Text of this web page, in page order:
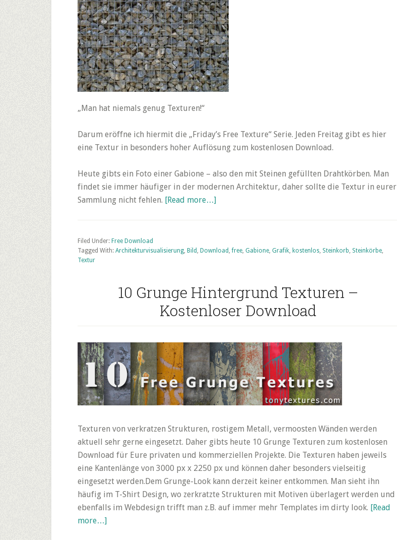
„Man hat niemals genug Texturen!“
Darum eröffne ich hiermit die „Friday’s Free Texture“ Serie. Jeden Freitag gibt es hier
eine Textur in besonders hoher Auflösung zum kostenlosen Download.
Heute gibts ein Foto einer Gabione – also den mit Steinen gefüllten Drahtkörben. Man
findet sie immer häufiger in der modernen Architektur, daher sollte die Textur in eurer
Sammlung nicht fehlen. [Read more…]about
Download
Gabionen
Steinkorb
Filed Under: Free Download
Tagged With: Architekturvisualisierung, Bild , Download ,free, Gabione, Grafik, kostenlos, Steinkorb, Steinkörbe,
Textur
10 Grunge Hintergrund Texturen –
Kostenloser Download
Texturen von verkratzen Strukturen, rostigem Metall, vermoosten Wänden werden
aktuell sehr gerne eingesetzt. Daher gibts heute 10 Grunge Texturen zum kostenlosen
Download für Eure privaten und kommerziellen Projekte. Die Texturen haben jeweils
eine Kantenlänge von 3000 px x 2250 px und können daher besonders vielseitig
eingesetzt werden.Dem Grunge-Look kann derzeit keiner entkommen. Man sieht ihn
häufig im T-Shirt Design, wo zerkratzte Strukturen mit Motiven überlagert werden und
ebenfalls im Webdesign trifft man z.B. auf immer mehr Templates im dirty look. [Read
more…]about